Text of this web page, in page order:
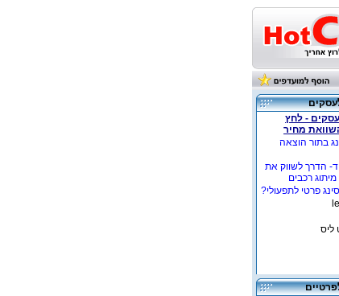
- לחץ
מחיר
בתור הוצאה
הדרך לשווק את
רכבים
פרטי לתפעולי?
ליס